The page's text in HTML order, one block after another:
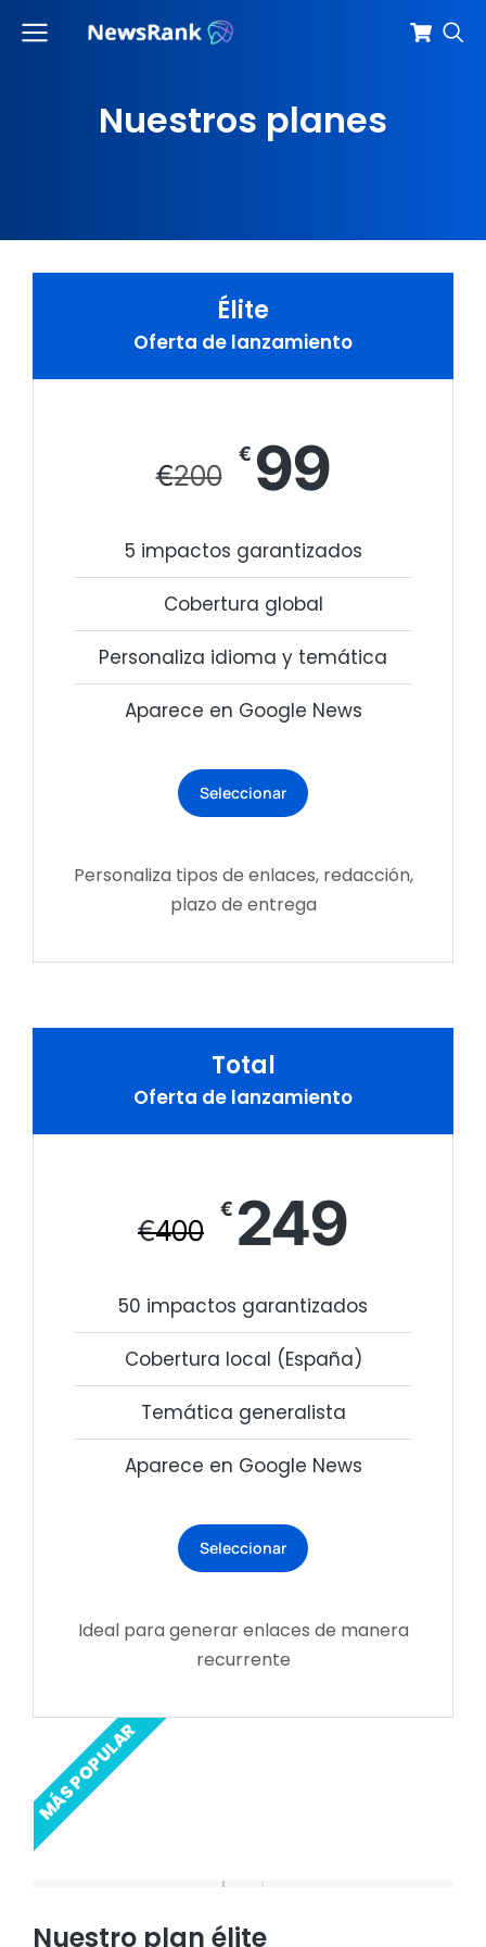
Nuestros planes
Élite
Oferta de lanzamiento
€200
€ 99
5 impactos garantizados
Cobertura global
Personaliza idioma y temática
Aparece en Google News
Seleccionar
Personaliza tipos de enlaces, redacción,
plazo de entrega
Total
Oferta de lanzamiento
€400
€ 249
50 impactos garantizados
Cobertura local (España)
Temática generalista
Aparece en Google News
Seleccionar
Ideal para generar enlaces de manera
recurrente
MÁS POPULAR
Nuestro plan élite